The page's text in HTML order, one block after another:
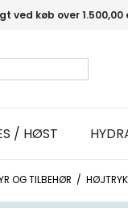
ved køb over 1.500,00
/ HØST
OG TILBEHØR /